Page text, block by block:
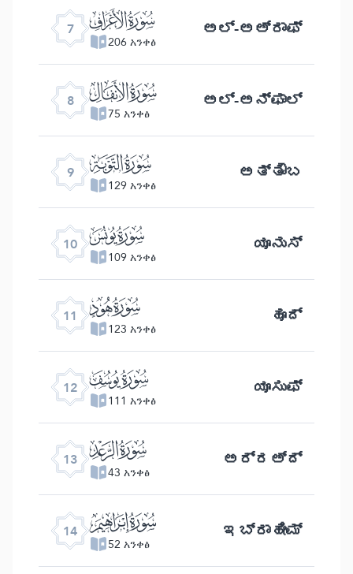
7 ﮓ
206 አንቀፅ ಅಲ್- ಅಅ್ ರಾಫ್
8 ﮔ
75 አንቀፅ ಅಲ್ -ಅನ್ ಫಾಲ್
9 ﮕ
129 አንቀፅ ಅತ್ತೌಬ
10 ﮖ
109 አንቀፅ ಯೂನುಸ್
11 ﮗ
123 አንቀፅ ಹೂದ್
12 ﮘ
111 አንቀፅ ಯೂಸುಫ್
13 ﮙ
43 አንቀፅ ಅರ್‍ರಅ್ ದ್
14 ﮚ
52 አንቀፅ ಇಬ್ರಾಹೀಮ್